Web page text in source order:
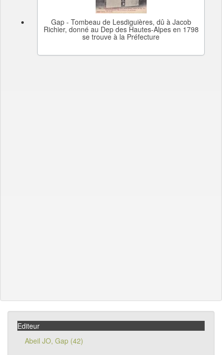
Gap - Tombeau de Lesdiguières, dû à Jacob
Richier, donné au Dep des Hautes-Alpes en 1798
se trouve à la Préfecture
Editeur
Abeil JO, Gap (42)